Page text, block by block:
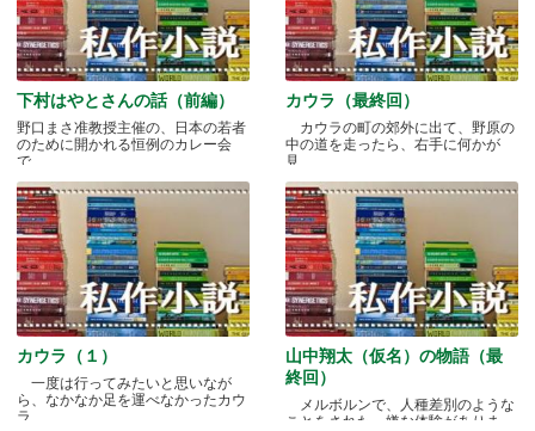
下村はやとさんの話（前編）
野口まさ准教授主催の、日本の若者
のために開かれる恒例のカレー会
で.....
カウラ（最終回）
カウラの町の郊外に出て、野原の
中の道を走ったら、右手に何かが
見.....
カウラ（１）
一度は行ってみたいと思いなが
ら、なかなか足を運べなかったカウ
ラ.....
山中翔太（仮名）の物語（最
終回）
メルボルンで、人種差別のような
ことをされた、嫌な体験がありま